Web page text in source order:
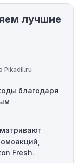
только на
Если вы
сработает.
на скидку. Если
порогу,
некоторых
определенными
лучшие
Pikadil.ru
благодаря
Fresh.